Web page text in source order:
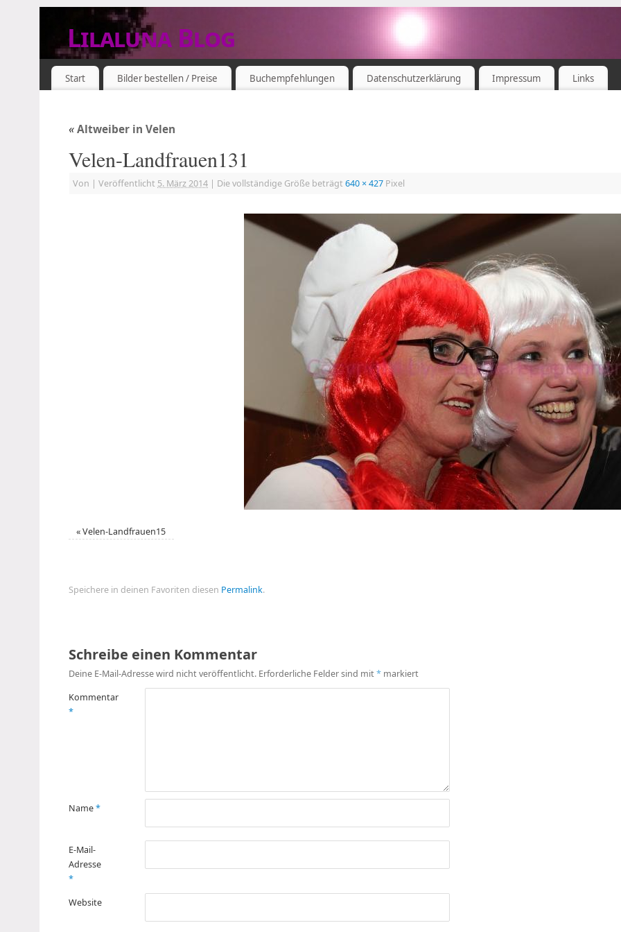
Lilaluna Blog
DAS JETZT IST SCHON VERGANGENHEIT
Start Bilder bestellen / Preise Buchempfehlungen Datenschutzerklärung Impressum Links
«Altweiber in Velen
Velen-Landfrauen131
Von | Veröffentlicht 5. März 2014 | Die vollständige Größe beträgt 640 × 427 Pixel
«Velen-Landfrauen15
Speichere in deinen Favoriten diesen Permalink.
Schreibe einen Kommentar
Deine E-Mail-Adresse wird nicht veröffentlicht. Erforderliche Felder sind mit* markiert
Kommentar
*
Name*
E-Mail-
Adresse
*
Website